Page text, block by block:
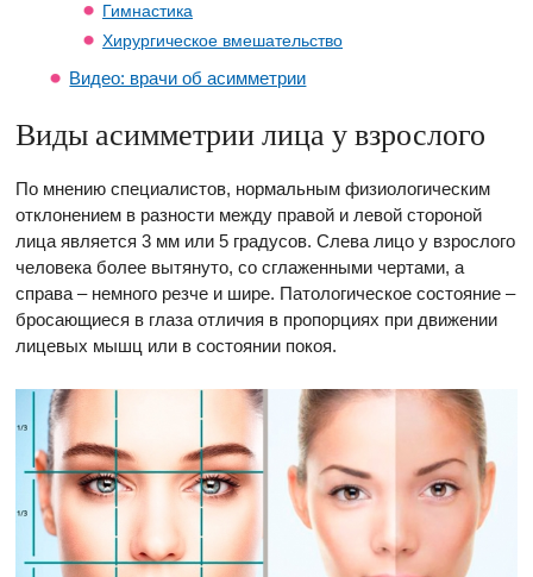
Гимнастика
Хирургическое вмешательство
Видео: врачи об асимметрии
Виды асимметрии лица у взрослого
По мнению специалистов, нормальным физиологическим
отклонением в разности между правой и левой стороной
лица является 3 мм или 5 градусов. Слева лицо у взрослого
человека более вытянуто, со сглаженными чертами, а
справа – немного резче и шире. Патологическое состояние –
бросающиеся в глаза отличия в пропорциях при движении
лицевых мышц или в состоянии покоя.